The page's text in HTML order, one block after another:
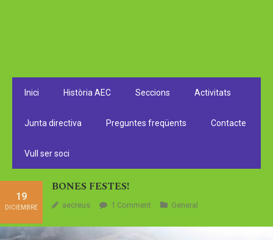
Inici Història AEC Seccions Activitats
Junta directiva Preguntes freqüents Contacte
Vull ser soci
BONES FESTES!
19
DICIEMBRE aecreus 1 Comment General